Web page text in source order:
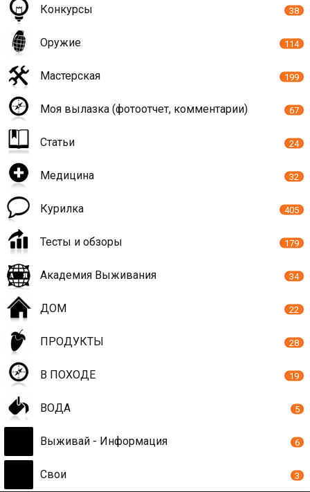
Конкурсы 38
Оружие 114
Мастерская 199
Моя вылазка (фотоотчет, комментарии) 67
Статьи 24
Медицина 32
Курилка 405
Тесты и обзоры 179
Академия Выживания 34
ДОМ 22
ПРОДУКТЫ 28
В ПОХОДЕ 19
ВОДА 5
Выживай - Информация 6
Свои 3